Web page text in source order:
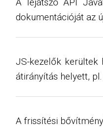
dokumentációját az
JS-kezelők kerültek
átirányítás helyett,
A frissítési